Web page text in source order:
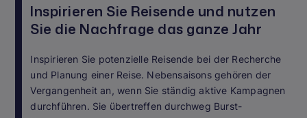
Inspirieren Sie Reisende und nutzen
Sie die Nachfrage das ganze Jahr
Inspirieren Sie potenzielle Reisende bei der Recherche
und Planung einer Reise. Nebensaisons gehören der
Vergangenheit an, wenn Sie ständig aktive Kampagnen
durchführen. Sie übertreffen durchweg Burst-